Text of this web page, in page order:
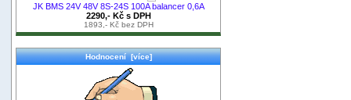
JK BMS 24V 48V 8S-24S 100A balancer 0,6A
2290,- Kč s DPH
1893,- Kč bez DPH
Hodnocení [více]